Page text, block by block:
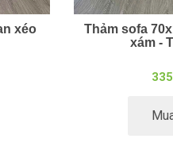
xéo
Thảm sofa
xám -